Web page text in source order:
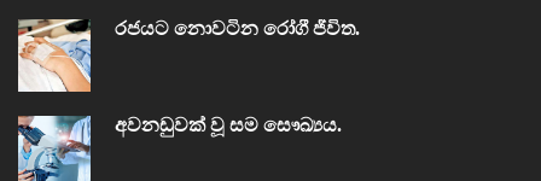
රජයට නොවටින රෝගී ජීවිත.
අවනඩුවක් වූ සම සෞඛ්‍යය.